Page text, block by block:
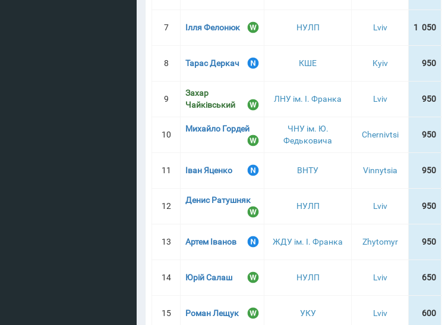
7 Ілля Фелонюк НУЛП Lviv 1 050
8 Тарас Деркач КШЕ Kyiv 950
9
Захар
Чайківський
ЛНУ ім. І. Франка Lviv 950
10
Михайло Гордей
ЧНУ ім. Ю.
Федьковича
Chernivtsi 950
11 Іван Яценко ВНТУ Vinnytsia 950
12
Денис Ратушняк
НУЛП Lviv 950
13 Артем Іванов ЖДУ ім. І. Франка Zhytomyr 950
14 Юрій Салаш НУЛП Lviv 650
15 Роман Лещук УКУ Lviv 600